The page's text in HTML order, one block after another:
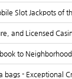
Slot Jackpots of
and Licensed
to
- Exceptional